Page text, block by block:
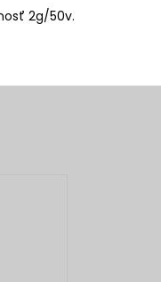
2g/50v.